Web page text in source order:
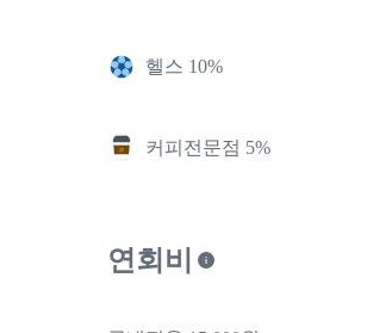
헬스 10%
커피전문점 5%
연회비